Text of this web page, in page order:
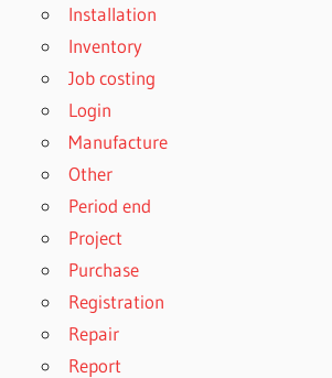
Installation
Inventory
Job costing
Login
Manufacture
Other
Period end
Project
Purchase
Registration
Repair
Report